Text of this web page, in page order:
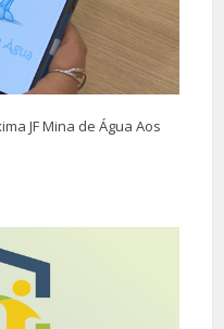
JF Mina de Água Aos